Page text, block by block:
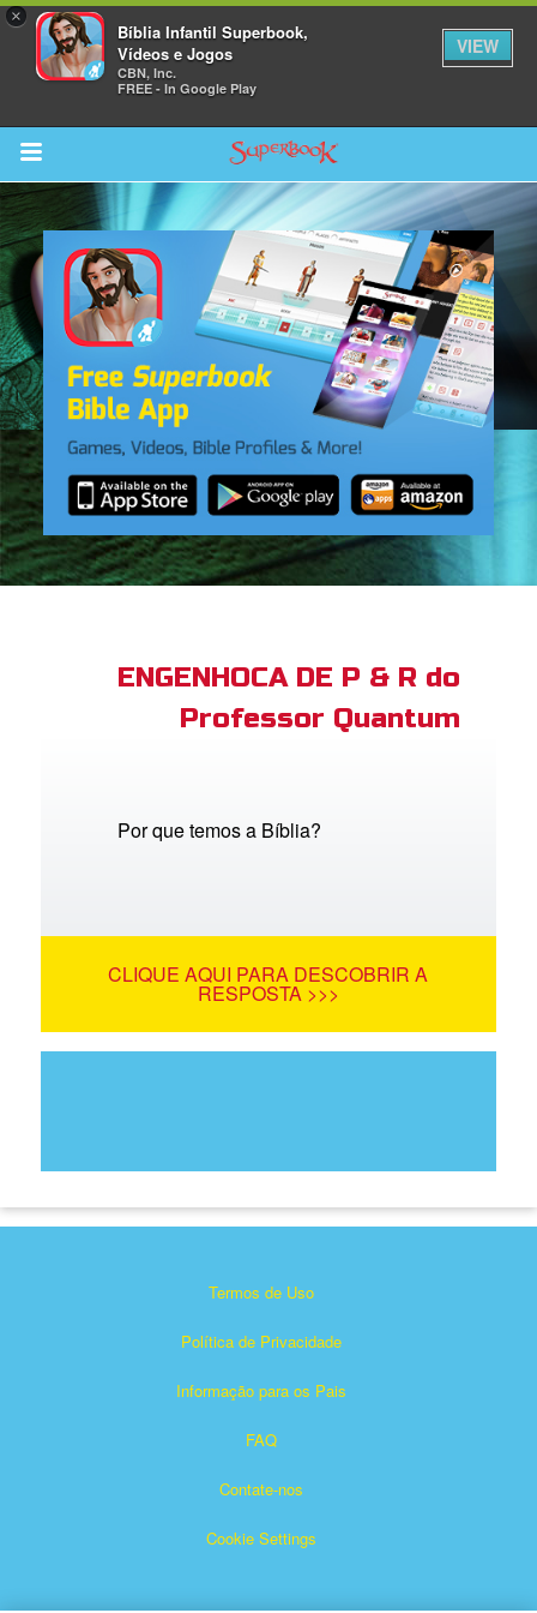
×
Bíblia Infantil Superbook,
Vídeos e Jogos
CBN, Inc.
FREE - In Google Play
VIEW
Return to Content
Bible App
ENGENHOCA DE P & R do
Professor Quantum
Por que temos a Bíblia?
CLIQUE AQUI PARA DESCOBRIR A
RESPOSTA >>>
Termos de Uso
Política de Privacidade
Informação para os Pais
FAQ
Contate-nos
Cookie Settings